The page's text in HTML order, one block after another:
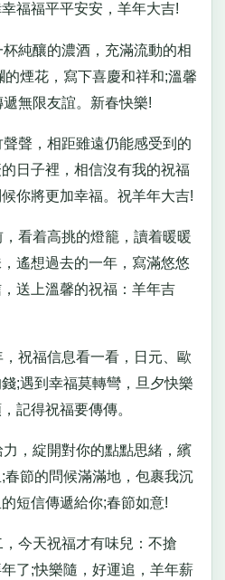
福福平平安安，羊年大吉!
釀的濃酒，充滿流動的相
煙花，寫下喜慶和祥和;溫馨
無限友誼。新春快樂!
，相距雖遠仍能感受到的
日子裡，相信沒有我的祝福
你將更加幸福。祝羊年大吉!
着高挑的燈籠，讀着暖暖
遙想過去的一年，寫滿悠悠
送上溫馨的祝福：羊年吉
福信息看一看，日元、歐
;遇到幸福莫轉彎，旦夕快樂
記得祝福要傳傳。
，綻開對你的點點思緒，繽
節的問候滿滿地，包裹我沉
短信傳遞給你;春節如意!
今天祝福才有味兒：不搶
了;快樂隨，好運追，羊年薪